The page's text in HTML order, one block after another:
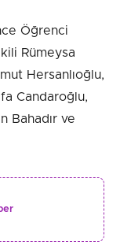
Öğrenci
Rümeysa
Hersanlıoğlu,
Candaroğlu,
Bahadır ve